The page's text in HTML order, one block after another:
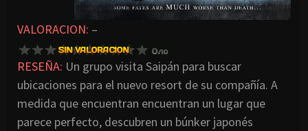
VALORACION: –
RESEÑA: Un grupo visita Saipán para buscar
ubicaciones para el nuevo resort de su compañía. A
medida que encuentran encuentran un lugar que
parece perfecto, descubren un búnker japonés